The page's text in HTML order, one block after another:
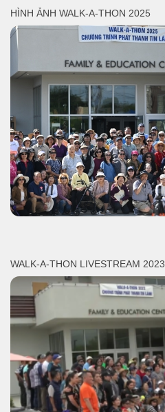
HÌNH ẢNH WALK-A-THON 2025
WALK-A-THON LIVESTREAM 2023